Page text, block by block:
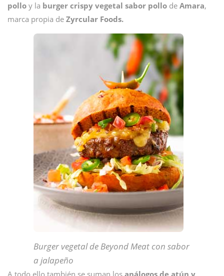
pollo y la burger crispy vegetal sabor pollo de Amara,
marca propia de Zyrcular Foods.
Burger vegetal de Beyond Meat con sabor
a jalapeño
A todo ello también se suman los análogos de atún y